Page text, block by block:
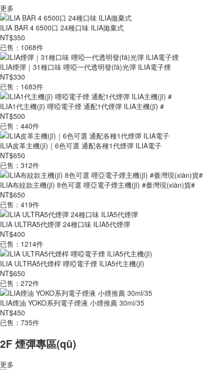
更多
ILIA BAR 4 6500口 24種口味 ILIA拋棄式
NT$350
已售：1068件
ILIA煙彈｜31種口味 哩啞一代透明發(fā)光彈 ILIA電子煙
NT$330
已售：1683件
ILIA1代主機(jī) 哩啞電子煙 通配1代煙彈 ILIA主機(jī) #
NT$500
已售：440件
ILIA皮革主機(jī)｜6色可選 通配各種1代煙彈 ILIA電子
NT$650
已售：312件
ILIA布紋款主機(jī) 8色可選 哩亞電子煙主機(jī) #臺灣現(xiàn)貨#
NT$650
已售：419件
ILIA ULTRA5代煙彈 24種口味 ILIA5代煙彈
NT$400
已售：1214件
ILIA ULTRA5代煙桿 哩啞電子煙 ILIA5代主機(jī)
NT$650
已售：272件
ILIA煙油 YOKO系列電子煙液 小煙推薦 30ml/35
NT$450
已售：735件
2F 煙彈專區(qū)
更多